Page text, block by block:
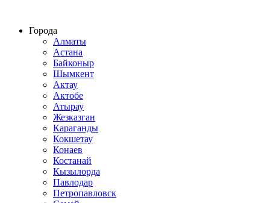
Города
Алматы
Астана
Байконыр
Шымкент
Актау
Актобе
Атырау
Жезказган
Караганды
Кокшетау
Конаев
Костанай
Кызылорда
Павлодар
Петропавловск